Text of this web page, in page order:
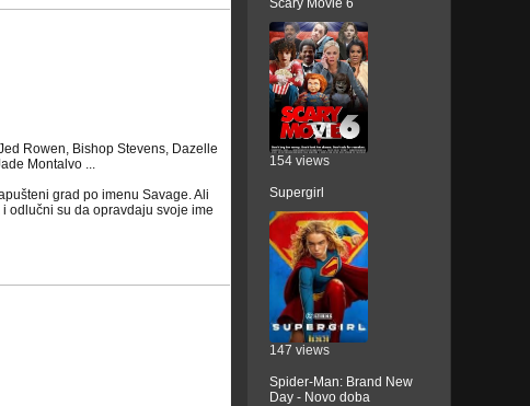
Rowen, Bishop Stevens, Dazelle
Montalvo ...
grad po imenu Savage. Ali
odlučni su da opravdaju svoje ime
Scary Movie 6
154 views
Supergirl
147 views
Spider-Man: Brand New
Day - Novo doba